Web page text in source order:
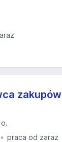
zakupów
praca od zaraz